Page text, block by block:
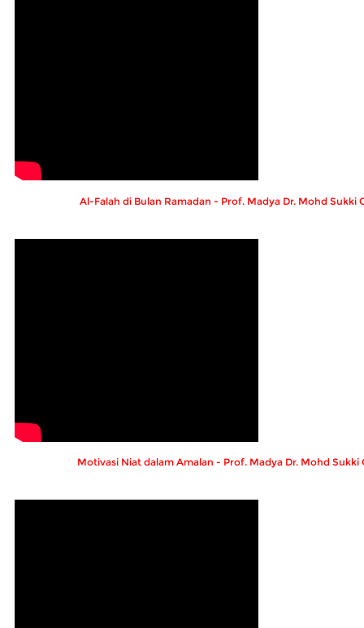
Al-Falah di Bulan Ramadan - Prof. Madya Dr. Mohd Sukki
Motivasi Niat dalam Amalan - Prof. Madya Dr. Mohd Sukki